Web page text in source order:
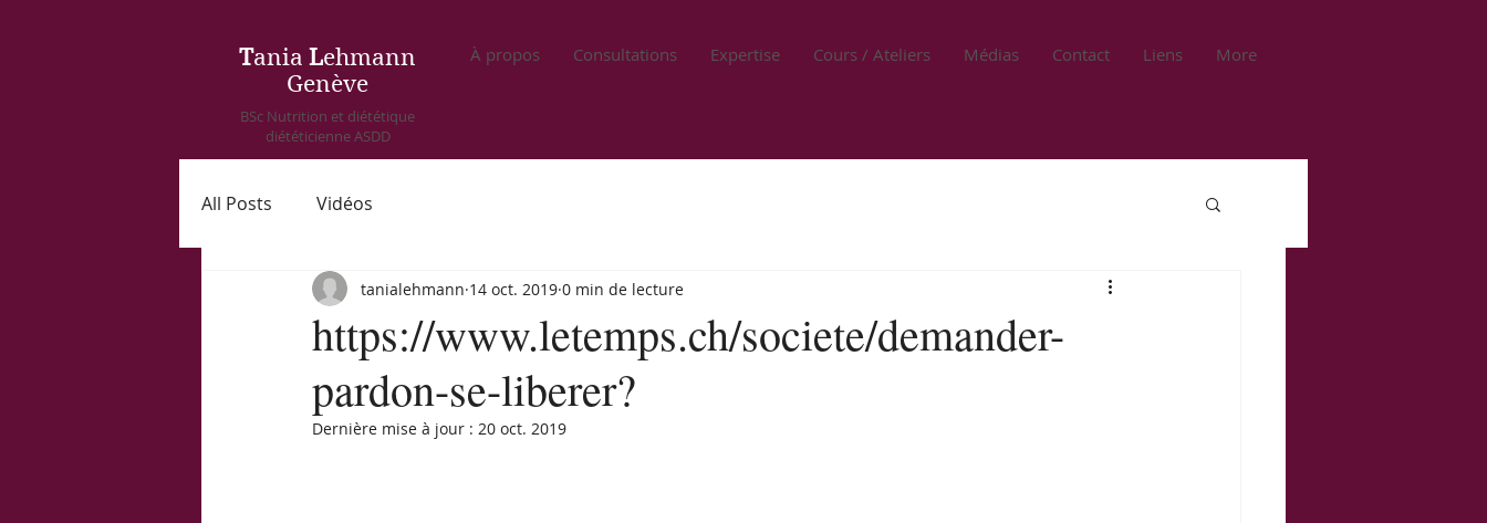
Tania Lehmann
Genève
BSc Nutrition et diététique
diététicienne ASDD
À propos Consultations Expertise Cours / Ateliers Médias Contact Liens More
All Posts Vidéos
https://www.letemps.ch/societe/demander-
pardon-se-liberer?
tanialehmann 14 oct. 2019 0 min de lecture
Dernière mise à jour : 20 oct. 2019